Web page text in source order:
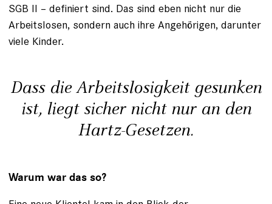
SGB II – definiert sind. Das sind eben nicht nur die
Arbeitslosen, sondern auch ihre Angehörigen, darunter
viele Kinder.
Dass die Arbeitslosigkeit gesunken
ist, liegt sicher nicht nur an den
Hartz-Gesetzen.
Warum war das so?